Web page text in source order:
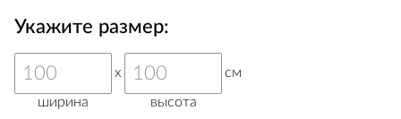
Укажите размер:
ширина
x
высота
см